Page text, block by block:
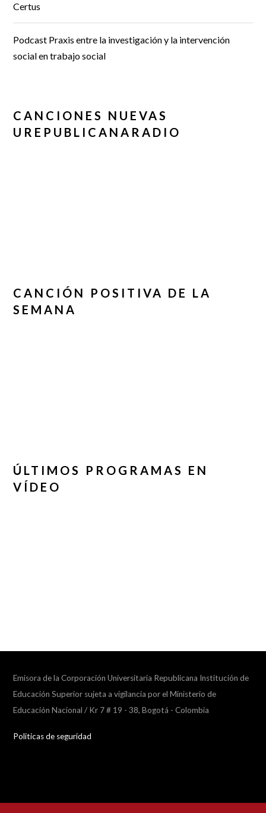
Certus
Podcast Praxis entre la investigación y la intervención
social en trabajo social
CANCIONES NUEVAS
UREPUBLICANARADIO
CANCIÓN POSITIVA DE LA
SEMANA
ÚLTIMOS PROGRAMAS EN
VÍDEO
Emisora de la Corporación Universitaria Republicana Institución de
Educación Superior sujeta a vigilancia por el Ministerio de
Educación Nacional / Kr 7 # 19 - 38, Bogotá - Colombia
Politicas de seguridad